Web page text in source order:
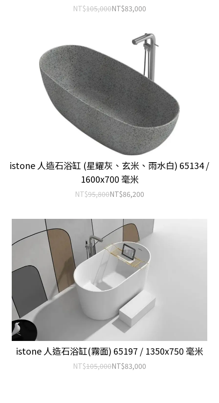
NT$105,000NT$83,000
istone 人造石浴缸 (星耀灰、玄米、雨水白) 65134 /
1600x700 毫米
NT$95,800NT$86,200
istone 人造石浴缸(霧面) 65197 / 1350x750 毫米
NT$105,000NT$83,000